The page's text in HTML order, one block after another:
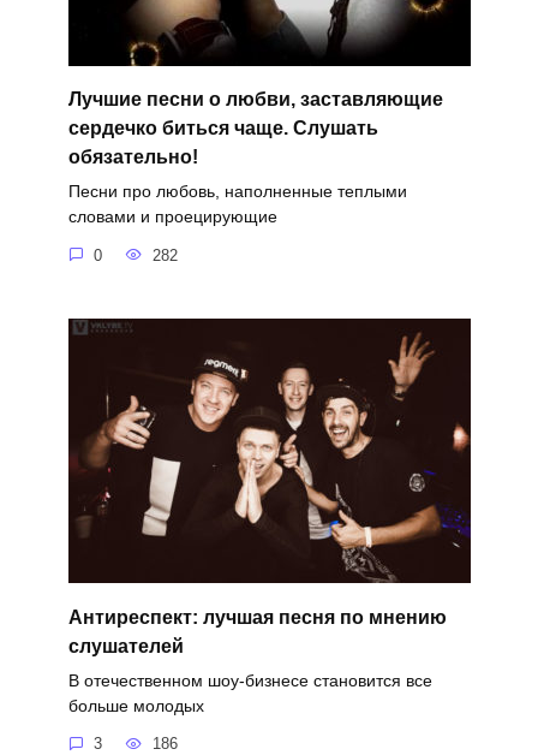
Лучшие песни о любви, заставляющие
сердечко биться чаще. Слушать
обязательно!
Песни про любовь, наполненные теплыми
словами и проецирующие
0 282
Антиреспект: лучшая песня по мнению
слушателей
В отечественном шоу-бизнесе становится все
больше молодых
3 186